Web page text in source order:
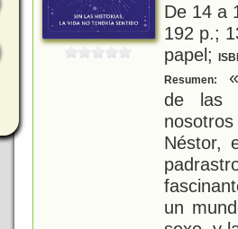
De 14 a
192 p.;
papel;
Resumen:
de las
Néstor,
un